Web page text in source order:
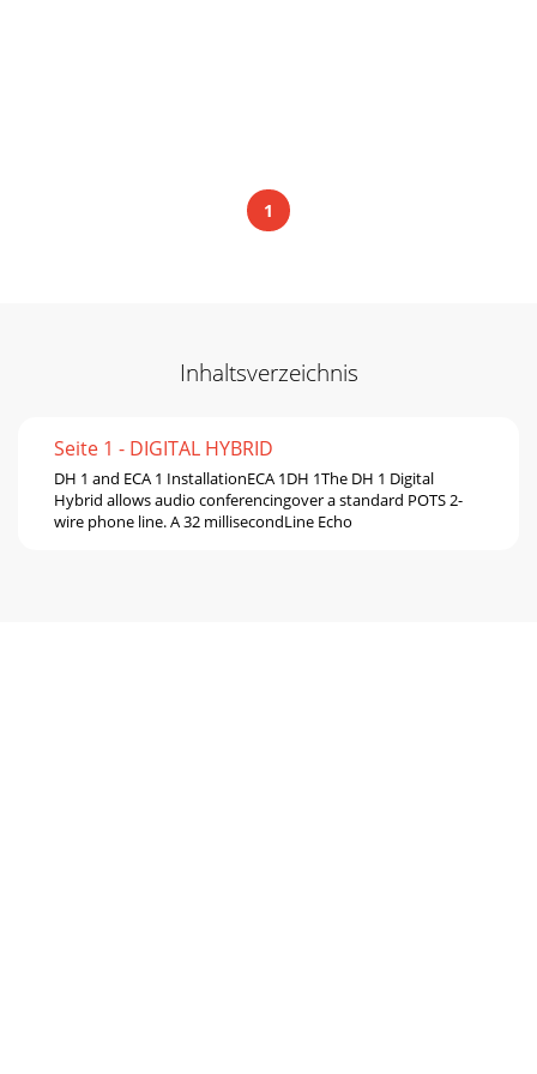
1
Inhaltsverzeichnis
Seite 1 - DIGITAL HYBRID
DH 1 and ECA 1 InstallationECA 1DH 1The DH 1 Digital
Hybrid allows audio conferencingover a standard POTS 2-
wire phone line. A 32 millisecondLine Echo